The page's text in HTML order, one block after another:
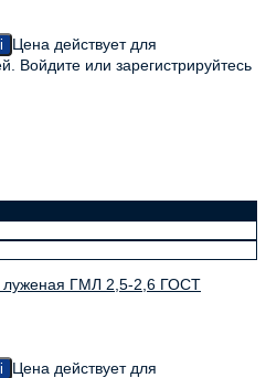
i
Цена действует для
Войдите или зарегистрируйтесь
луженая ГМЛ 2,5-2,6 ГОСТ
i
Цена действует для